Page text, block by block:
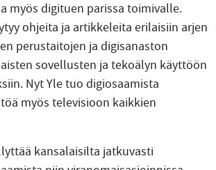
myös digituen parissa toimivalle.
ohjeita ja artikkeleita erilaisiin arjen
perustaitojen ja digisanaston
sovellusten ja tekoälyn käyttöön
Nyt Yle tuo digiosaamista
myös televisioon kaikkien
kansalaisilta jatkuvasti